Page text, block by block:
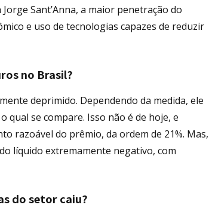
Sant’Anna, a maior penetração do
e uso de tecnologias capazes de reduzir
no Brasil?
deprimido. Dependendo da medida, ele
qual se compare. Isso não é de hoje, e
razoável do prêmio, da ordem de 21%. Mas,
líquido extremamente negativo, com
do setor caiu?